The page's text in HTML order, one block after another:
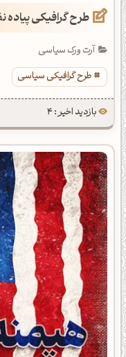
طرح گرافیکی
آرت ورک سیاسی
طرح گرافیکی سیاسی
بازدید اخیر : 4